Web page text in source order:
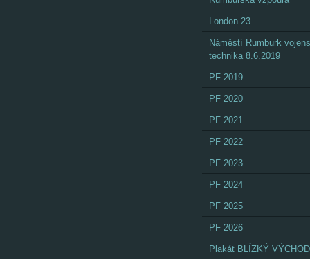
London 23
Náměstí Rumburk
technika 8.6.2019
PF 2019
PF 2020
PF 2021
PF 2022
PF 2023
PF 2024
PF 2025
PF 2026
Plakát BLÍZKÝ